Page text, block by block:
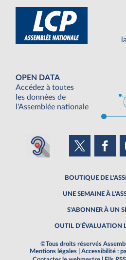
OPEN DATA
Accédez à toutes
les données de
l'Assemblée nationale
BOUTIQUE DE
UNE SEMAINE À
S'ABONNER À UN
OUTIL D'ÉVALUATION
©Tous droits réservés
Mentions légales
Accessibilité :